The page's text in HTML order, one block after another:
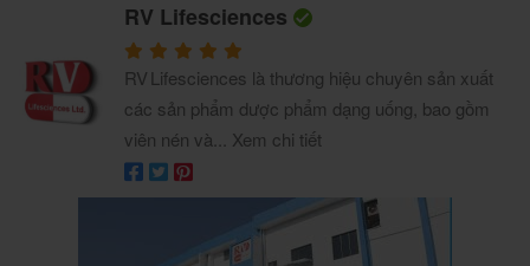
RV Lifesciences
RV Lifesciences là thương hiệu chuyên sản xuất
các sản phẩm dược phẩm dạng uống, bao gồm
viên nén và... Xem chi tiết